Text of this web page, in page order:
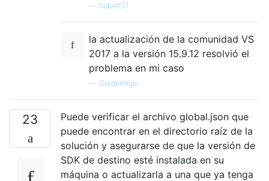
hubert17
la actualización de la comunidad VS
2017 a la versión 15.9.12 resolvió el
problema en mi caso
— GoldenAge
23
Puede verificar el archivo global.json que
puede encontrar en el directorio raíz de la
solución y asegurarse de que la versión de
SDK de destino esté instalada en su
máquina o actualizarla a una que ya tenga